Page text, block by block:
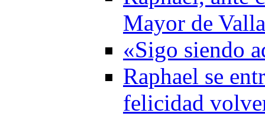
Mayor de
«Sigo siendo
Raphael se
felicidad